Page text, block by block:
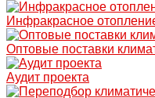
Инфракрасное
Оптовые поставки
Аудит проекта